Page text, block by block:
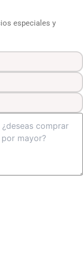
especiales y